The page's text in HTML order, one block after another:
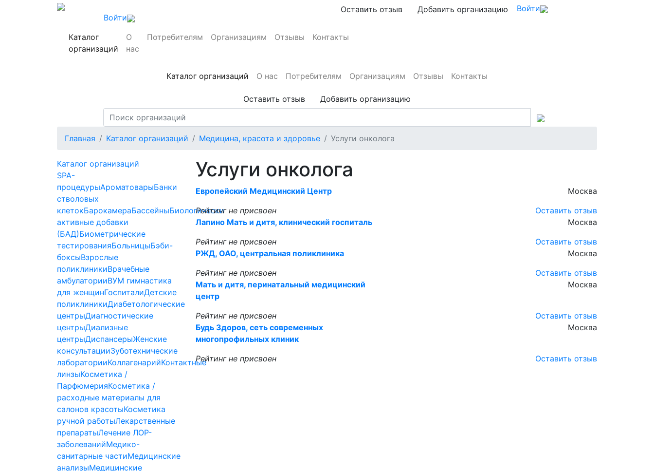
Войти
Каталог
организаций
О
нас
Потребителям Организациям Отзывы Контакты
Оставить отзыв Добавить организацию Войти
Каталог организаций О нас Потребителям Организациям Отзывы Контакты
Оставить отзыв Добавить организацию
Главная Каталог организаций Медицина, красота и здоровье Услуги онколога
Каталог организаций
SPA-
процедурыАроматоварыБанки
стволовых
клетокБарокамераБассейныБиологически
активные добавки
(БАД)Биометрические
тестированияБольницыБэби-
боксыВзрослые
поликлиникиВрачебные
амбулаторииВУМ гимнастика
для женщинГоспиталиДетские
поликлиникиДиабетологические
центрыДиагностические
центрыДиализные
центрыДиспансерыЖенские
консультацииЗуботехнические
лабораторииКоллагенарийКонтактные
линзыКосметика /
ПарфюмерияКосметика /
расходные материалы для
салонов красотыКосметика
ручной работыЛекарственные
препаратыЛечение ЛОР-
заболеванийМедико-
санитарные частиМедицинские
анализыМедицинские
Услуги онколога
Европейский Медицинский Центр
Москва
Рейтинг не присвоен
Оставить отзыв
Лапино Мать и дитя, клинический госпиталь
Москва
Рейтинг не присвоен
Оставить отзыв
РЖД, ОАО, центральная поликлиника
Москва
Рейтинг не присвоен
Оставить отзыв
Мать и дитя, перинатальный медицинский
центр
Москва
Рейтинг не присвоен
Оставить отзыв
Будь Здоров, сеть современных
многопрофильных клиник
Москва
Рейтинг не присвоен Оставить отзыв